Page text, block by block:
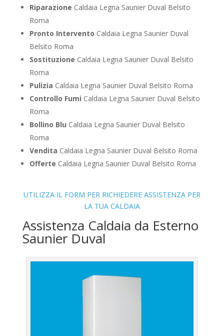
Riparazione Caldaia Legna Saunier Duval Belsito
Roma
Pronto Intervento Caldaia Legna Saunier Duval
Belsito Roma
Sostituzione Caldaia Legna Saunier Duval Belsito
Roma
Pulizia Caldaia Legna Saunier Duval Belsito Roma
Controllo Fumi Caldaia Legna Saunier Duval Belsito
Roma
Bollino Blu Caldaia Legna Saunier Duval Belsito
Roma
Vendita Caldaia Legna Saunier Duval Belsito Roma
Offerte Caldaia Legna Saunier Duval Belsito Roma
UTILIZZA IL FORM PER RICHIEDERE ASSISTENZA PER
LA TUA CALDAIA
Assistenza Caldaia da Esterno
Saunier Duval